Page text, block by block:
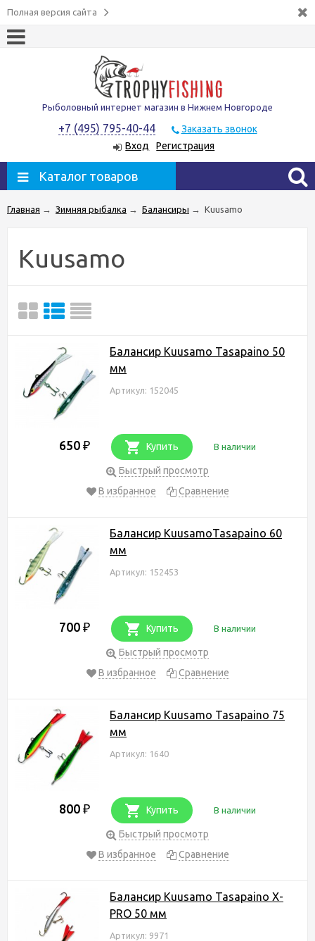
Полная версия сайта
Рыболовный интернет магазин в Нижнем Новгороде
+7 (495) 795-40-44
Заказать звонок
Вход
Регистрация
Каталог товаров
Главная → Зимняя рыбалка → Балансиры → Kuusamo
Kuusamo
Балансир Kuusamo Tasapaino 50
мм
Артикул: 152045
650 ₽ Купить В наличии
Быстрый просмотр
В избранное
Сравнение
Балансир KuusamoTasapaino 60
мм
Артикул: 152453
700 ₽ Купить В наличии
Быстрый просмотр
В избранное
Сравнение
Балансир Kuusamo Tasapaino 75
мм
Артикул: 1640
800 ₽ Купить В наличии
Быстрый просмотр
В избранное
Сравнение
Балансир Kuusamo Tasapaino X-
PRO 50 мм
Артикул: 9971